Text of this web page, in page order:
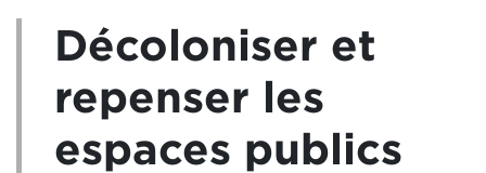
Décoloniser et
repenser les
espaces publics